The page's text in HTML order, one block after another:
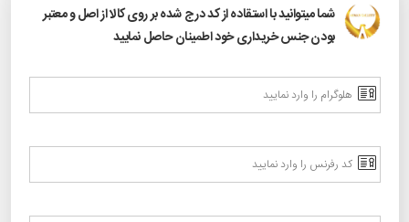
شما میتوانید با استقاده از کد درج شده بر روی کالا از اصل و معتبر
بودن جنس خریداری خود اطمینان حاصل نمایید